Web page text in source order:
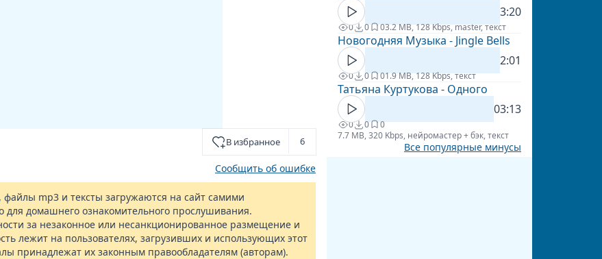
В избранное 6
Сообщить об ошибке
mp3 и тексты загружаются на сайт самими
домашнего ознакомительного прослушивания.
за незаконное или несанкционированное размещение и
лежит на пользователях, загрузивших и использующих этот
принадлежат их законным правообладателям (авторам).
3:20
0 0 03.2 MB, 128 Kbps, master, текст
Новогодняя Музыка - Jingle Bells
2:01
0 0 01.9 MB, 128 Kbps, текст
Татьяна Куртукова - Одного
03:13
0 0
0
7.7 MB, 320 Kbps, нейромастер + бэк, текст
Все популярные минусы